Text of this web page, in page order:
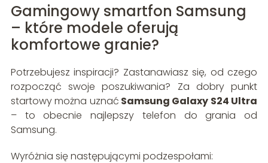
Gamingowy smartfon Samsung
– które modele oferują
komfortowe granie?
Potrzebujesz inspiracji? Zastanawiasz się, od czego
rozpocząć swoje poszukiwania? Za dobry punkt
startowy można uznać Samsung Galaxy S24 Ultra
– to obecnie najlepszy telefon do grania od
Samsung.
Wyróżnia się następującymi podzespołami: